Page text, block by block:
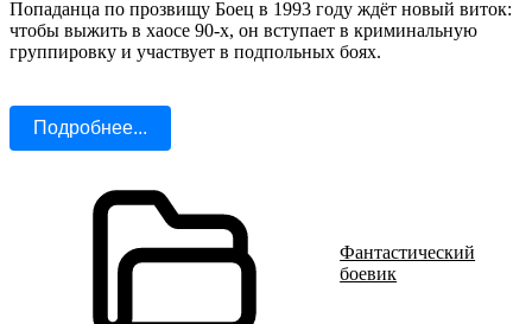
Попаданца по прозвищу Боец в 1993 году ждёт новый виток:
чтобы выжить в хаосе 90-х, он вступает в криминальную
группировку и участвует в подпольных боях.
Подробнее...
Фантастический
боевик